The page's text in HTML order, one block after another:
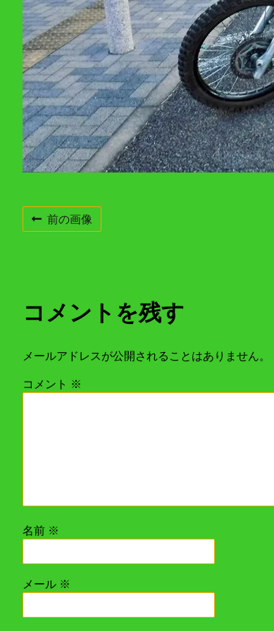
前の画像
コメントを残す
メールアドレスが公開されることはありません。
コメント ※
名前 ※
メール ※